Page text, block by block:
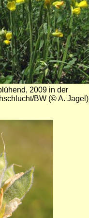
2009 in der
BW (© A. Jagel)